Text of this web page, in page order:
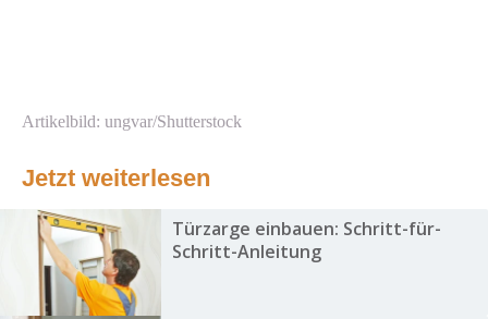
Artikelbild: ungvar/Shutterstock
Jetzt weiterlesen
Türzarge einbauen: Schritt-für-
Schritt-Anleitung